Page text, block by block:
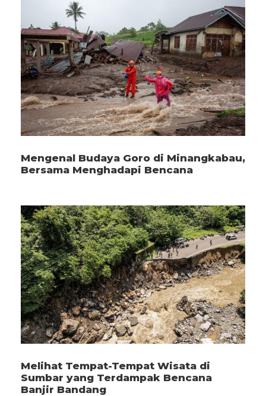
Mengenal Budaya Goro di Minangkabau,
Bersama Menghadapi Bencana
Melihat Tempat-Tempat Wisata di
Sumbar yang Terdampak Bencana
Banjir Bandang